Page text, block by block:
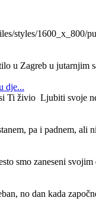
styles/
u Zagreb u jutarnjim
dje...
Ti živio Ljubiti svoje
pa i padnem, ali
smo zaneseni
no dan kada